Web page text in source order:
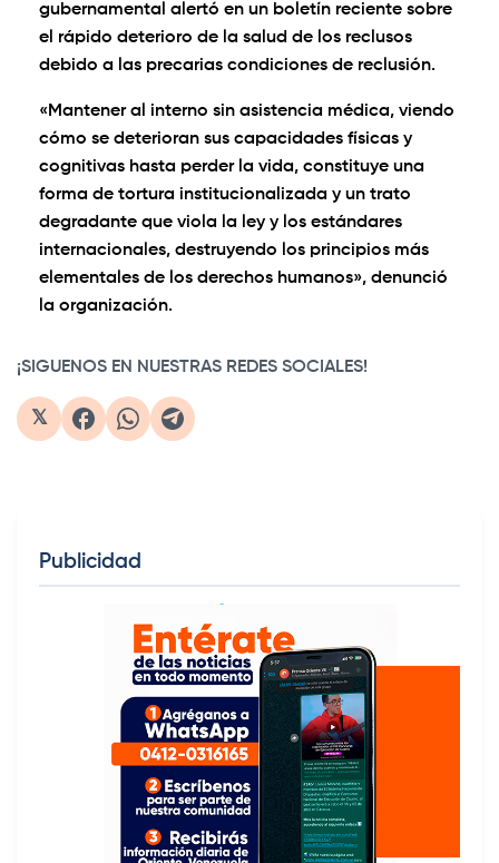
gubernamental alertó en un boletín reciente sobre
el rápido deterioro de la salud de los reclusos
debido a las precarias condiciones de reclusión.
«Mantener al interno sin asistencia médica, viendo
cómo se deterioran sus capacidades físicas y
cognitivas hasta perder la vida, constituye una
forma de tortura institucionalizada y un trato
degradante que viola la ley y los estándares
internacionales, destruyendo los principios más
elementales de los derechos humanos», denunció
la organización.
¡SIGUENOS EN NUESTRAS REDES SOCIALES!
𝕏
Publicidad